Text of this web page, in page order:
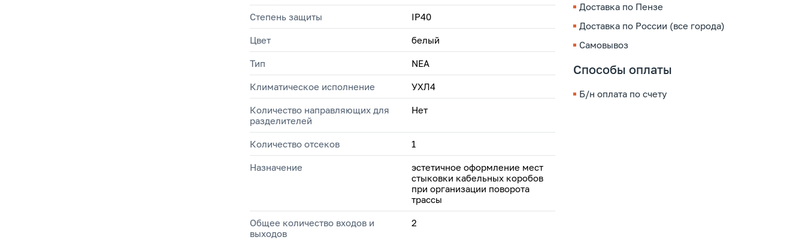
Степень защиты IP40
Цвет белый
Тип NEA
Климатическое исполнение УХЛ4
Количество направляющих для
разделителей
Нет
Количество отсеков 1
Назначение
эстетичное оформление мест
стыковки кабельных коробов
при организации поворота
трассы
Общее количество входов и
выходов
2
Доставка по Пензе
Доставка по России (все города)
Самовывоз
Способы оплаты
Б/н оплата по счету